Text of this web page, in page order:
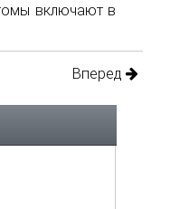
включают в
Вперед